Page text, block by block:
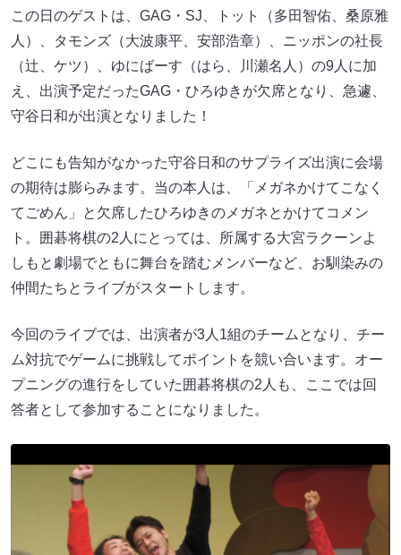
この日のゲストは、GAG・SJ、トット（多田智佑、桑原雅
人）、タモンズ（大波康平、安部浩章）、ニッポンの社長
（辻、ケツ）、ゆにばーす（はら、川瀬名人）の9人に加
え、出演予定だったGAG・ひろゆきが欠席となり、急遽、
守谷日和が出演となりました！
どこにも告知がなかった守谷日和のサプライズ出演に会場
の期待は膨らみます。当の本人は、「メガネかけてこなく
てごめん」と欠席したひろゆきのメガネとかけてコメン
ト。囲碁将棋の2人にとっては、所属する大宮ラクーンよ
しもと劇場でともに舞台を踏むメンバーなど、お馴染みの
仲間たちとライブがスタートします。
今回のライブでは、出演者が3人1組のチームとなり、チー
ム対抗でゲームに挑戦してポイントを競い合います。オー
プニングの進行をしていた囲碁将棋の2人も、ここでは回
答者として参加することになりました。